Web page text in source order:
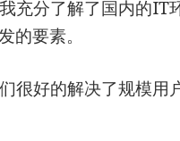
充分了解了国内的IT
的要素。
很好的解决了规模用